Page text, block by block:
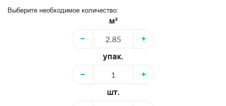
Выберите необходимое количество:
м²
−
+
упак.
−
+
шт.